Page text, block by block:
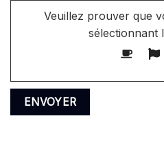
Veuillez prouver que
sélectionnant